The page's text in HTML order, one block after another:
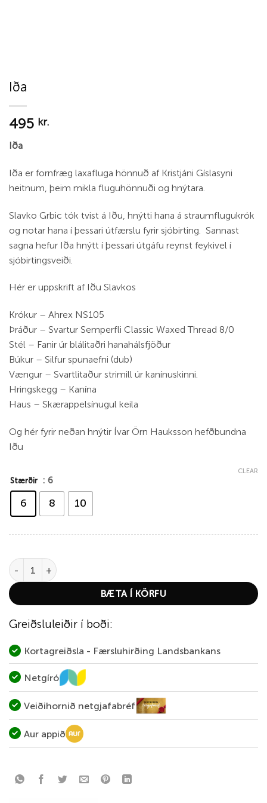
Iða
495 kr.
Iða
Iða er fornfræg laxafluga hönnuð af Kristjáni Gíslasyni
heitnum, þeim mikla fluguhönnuði og hnýtara.
Slavko Grbic tók tvist á Iðu, hnýtti hana á straumflugukrók
og notar hana í þessari útfærslu fyrir sjóbirting. Sannast
sagna hefur Iða hnýtt í þessari útgáfu reynst feykivel í
sjóbirtingsveiði.
Hér er uppskrift af Iðu Slavkos
Krókur – Ahrex NS105
Þráður – Svartur Semperfli Classic Waxed Thread 8/0
Stél – Fanir úr blálitaðri hanahálsfjöður
Búkur – Silfur spunaefni (dub)
Vængur – Svartlitaður strimill úr kanínuskinni.
Hringskegg – Kanína
Haus – Skærappelsínugul keila
Og hér fyrir neðan hnýtir Ívar Örn Hauksson hefðbundna
Iðu
Stærðir : 6
6 8 10
CLEAR
Iða quantity
BÆTA Í KÖRFU
Greiðsluleiðir í boði:
Kortagreiðsla - Færsluhirðing Landsbankans
Netgíró
Veiðihornið netgjafabréf
Aur appið